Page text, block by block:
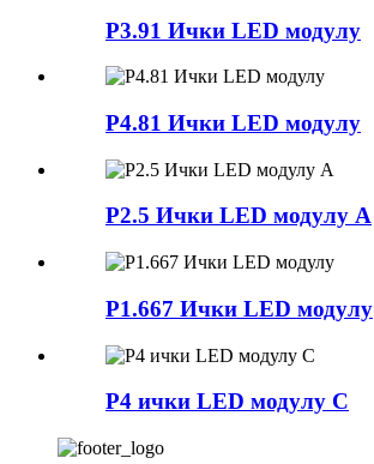
P3.91 Ички LED модулу
P4.81 Ички LED модулу
P2.5 Ички LED модулу А
P1.667 Ички LED модулу
P4 ички LED модулу C